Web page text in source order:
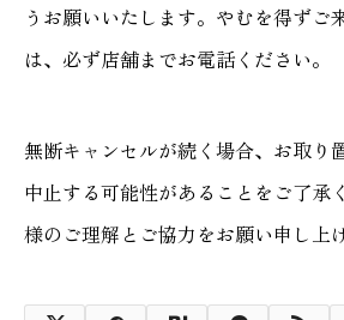
うお願いいたします。やむを得ずご
は、必ず店舗までお電話ください。
無断キャンセルが続く場合、お取り
中止する可能性があることをご了承
様のご理解とご協力をお願い申し上